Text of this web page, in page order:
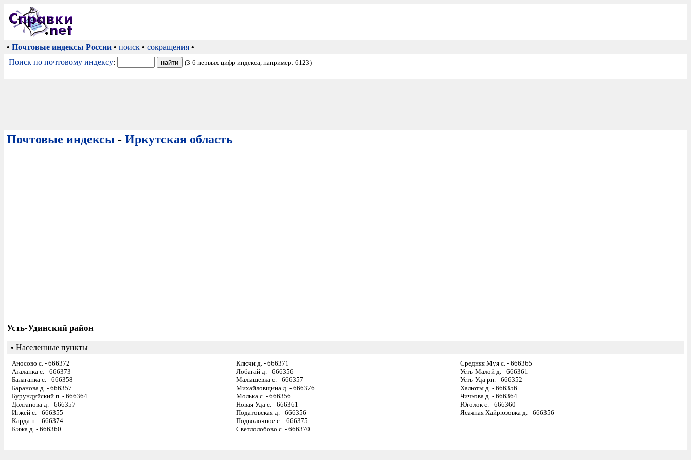
• Почтовые индексы России • поиск • сокращения •
Поиск по почтовому индексу: (3-6 первых цифр индекса, например: 6123)
Почтовые индексы - Иркутская область
Усть-Удинский район
• Населенные пункты
Аносово с. - 666372
Аталанка с. - 666373
Балаганка с. - 666358
Баранова д. - 666357
Бурундуйский п. - 666364
Долганова д. - 666357
Игжей с. - 666355
Карда п. - 666374
Кижа д. - 666360
Ключи д. - 666371
Лобагай д. - 666356
Малышевка с. - 666357
Михайловщина д. - 666376
Молька с. - 666356
Новая Уда с. - 666361
Податовская д. - 666356
Подволочное с. - 666375
Светлолобово с. - 666370
Средняя Муя с. - 666365
Усть-Малой д. - 666361
Усть-Уда рп. - 666352
Халюты д. - 666356
Чичкова д. - 666364
Юголок с. - 666360
Ясачная Хайрюзовка д. - 666356